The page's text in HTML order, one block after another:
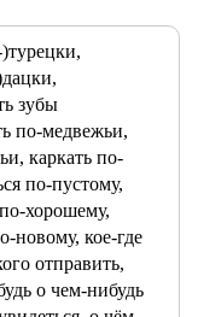
зубы
по-медвежьи,
каркать по-
по-пустому,
хорошему,
новому, кое-где
отправить,
о чем-нибудь